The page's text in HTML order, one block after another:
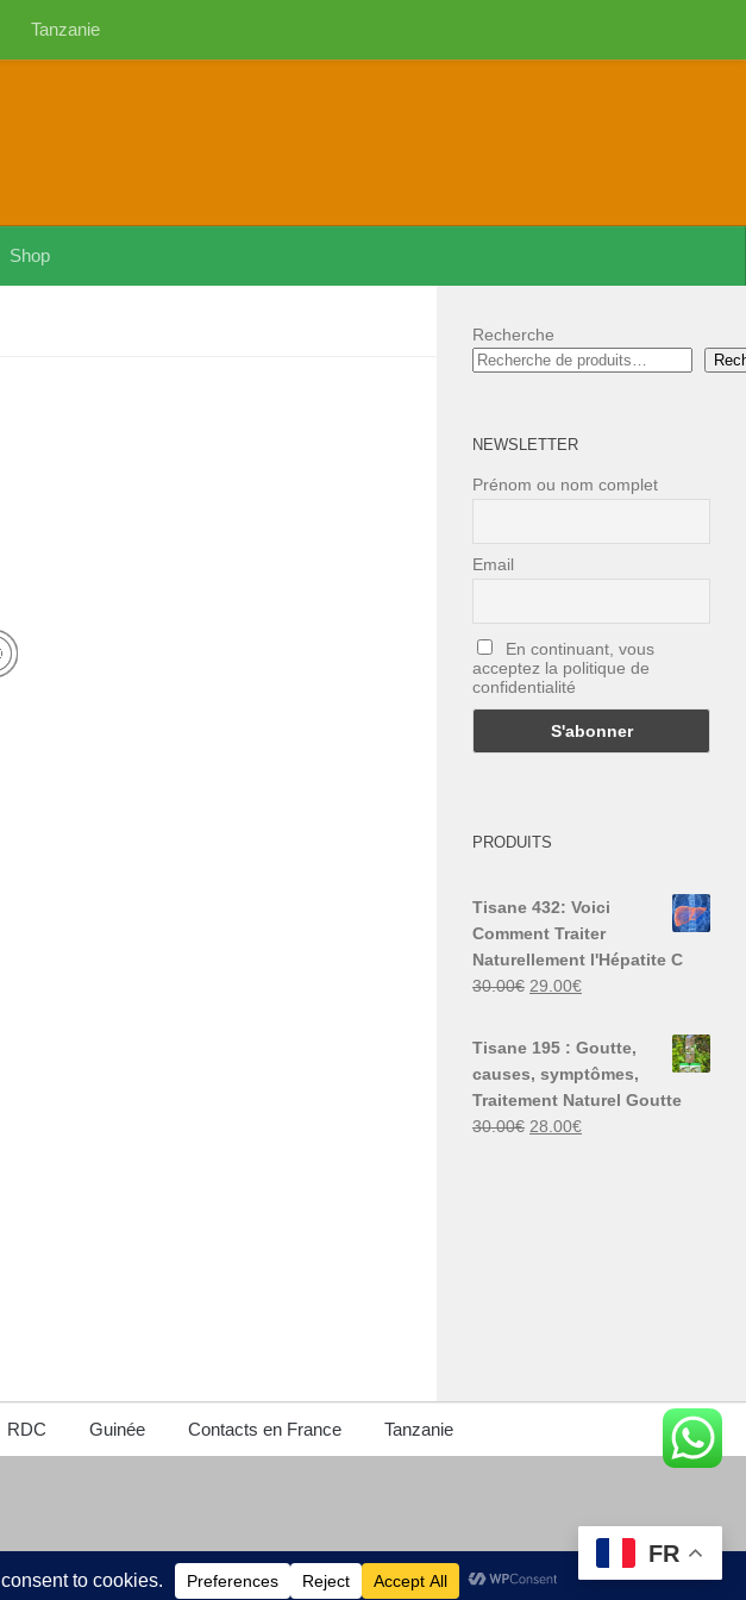
Tanzanie
Shop
Recherche
NEWSLETTER
Prénom ou nom complet
Email
En continuant, vous
acceptez la politique de
confidentialité
PRODUITS
Tisane 432: Voici
Comment Traiter
Naturellement l'Hépatite C
30.00€ Le
30.00€.
29.00€Le
est :
Tisane 195 : Goutte,
causes, symptômes,
Traitement Naturel Goutte
30.00€ Le
28.00€Le
RDC Guinée Contacts en France Tanzanie
FR